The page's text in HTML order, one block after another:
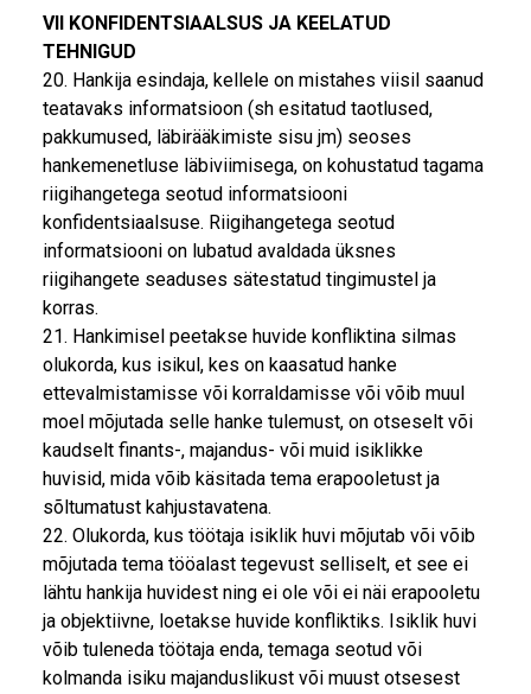
VII KONFIDENTSIAALSUS JA KEELATUD
TEHNIGUD
20. Hankija esindaja, kellele on mistahes viisil saanud
teatavaks informatsioon (sh esitatud taotlused,
pakkumused, läbirääkimiste sisu jm) seoses
hankemenetluse läbiviimisega, on kohustatud tagama
riigihangetega seotud informatsiooni
konfidentsiaalsuse. Riigihangetega seotud
informatsiooni on lubatud avaldada üksnes
riigihangete seaduses sätestatud tingimustel ja
korras.
21. Hankimisel peetakse huvide konfliktina silmas
olukorda, kus isikul, kes on kaasatud hanke
ettevalmistamisse või korraldamisse või võib muul
moel mõjutada selle hanke tulemust, on otseselt või
kaudselt finants-, majandus- või muid isiklikke
huvisid, mida võib käsitada tema erapooletust ja
sõltumatust kahjustavatena.
22. Olukorda, kus töötaja isiklik huvi mõjutab või võib
mõjutada tema tööalast tegevust selliselt, et see ei
lähtu hankija huvidest ning ei ole või ei näi erapooletu
ja objektiivne, loetakse huvide konfliktiks. Isiklik huvi
võib tuleneda töötaja enda, temaga seotud või
kolmanda isiku majanduslikust või muust otsesest